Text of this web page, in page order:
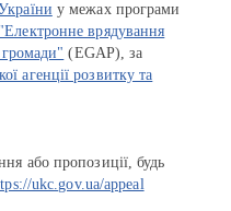
у межах програми
"Електронне врядування
громади" (EGAP), за
агенції розвитку та
або пропозиції, будь
ukc.gov.ua/appeal